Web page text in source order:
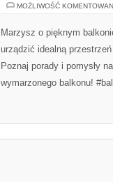
MOŻLIWOŚĆ
Marzysz o pięknym
urządzić idealną
Poznaj porady i pomysły
wymarzonego balkonu!